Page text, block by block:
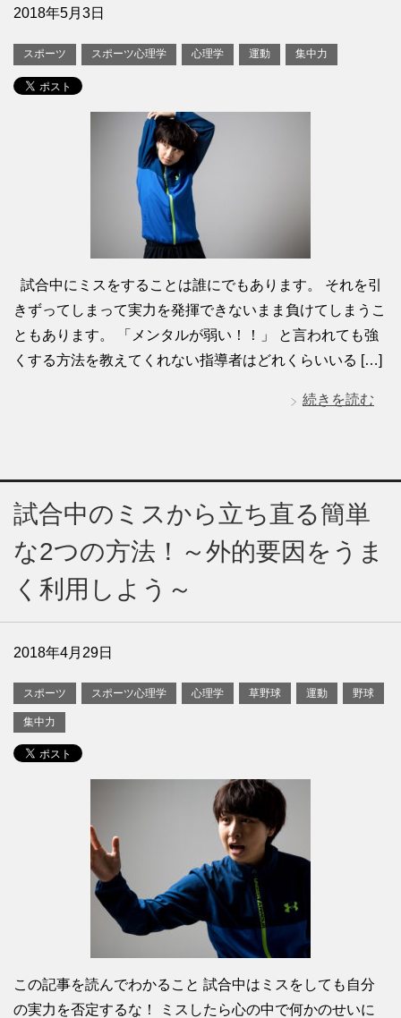
2018年5月3日
スポーツ スポーツ心理学 心理学 運動 集中力
試合中にミスをすることは誰にでもあります。 それを引
きずってしまって実力を発揮できないまま負けてしまうこ
ともあります。 「メンタルが弱い！！」 と言われても強
くする方法を教えてくれない指導者はどれくらいいる […]
続きを読む
試合中のミスから立ち直る簡単
な2つの方法！～外的要因をうま
く利用しよう～
2018年4月29日
スポーツ スポーツ心理学 心理学 草野球 運動 野球
集中力
この記事を読んでわかること 試合中はミスをしても自分
の実力を否定するな！ ミスしたら心の中で何かのせいに